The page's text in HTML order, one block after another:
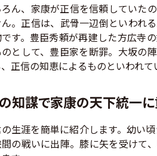
ん、家康が正信を信頼していた
ん。正信は、武骨一辺倒といわれ
す。豊臣秀頼が再建した方広寺
として、豊臣家を断罪。大坂の
正信の知恵によるものといわれて
知謀で家康の天下統一
生涯を簡単に紹介します。幼い
の戦いに出陣。膝に矢を受けて